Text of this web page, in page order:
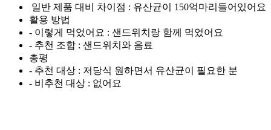
일반 제품 대비 차이점 : 유산균이 150억마리들어있어요
활용 방법
- 이렇게 먹었어요 : 샌드위치랑 함께 먹었어요
- 추천 조합 : 샌드위치와 음료
총평
- 추천 대상 : 저당식 원하면서 유산균이 필요한 분
- 비추천 대상 : 없어요